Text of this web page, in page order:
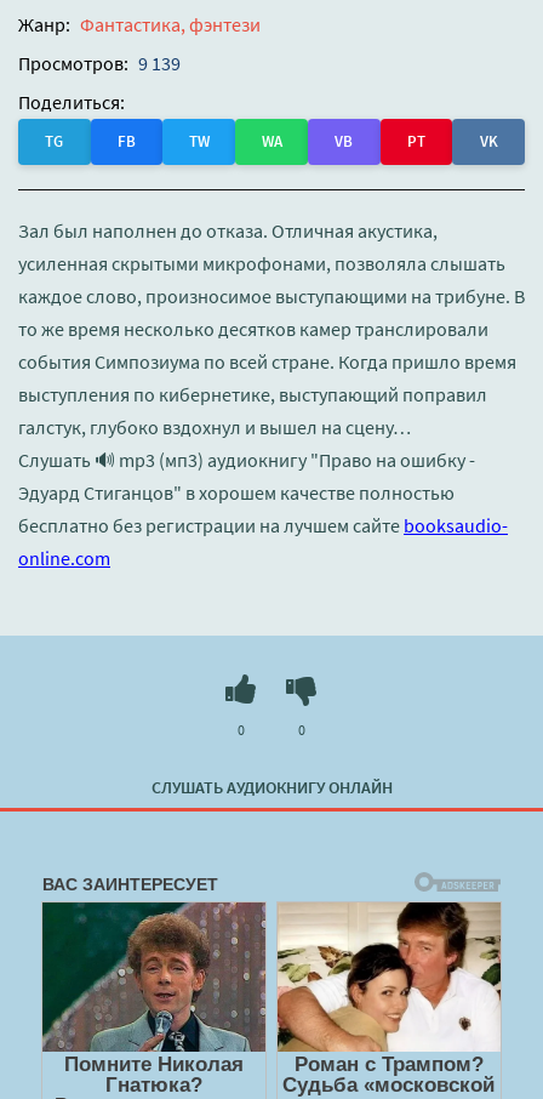
Жанр: Фантастика, фэнтези
Просмотров: 9 139
Поделиться:
TG FB TW WA VB PT VK
Зал был наполнен до отказа. Отличная акустика,
усиленная скрытыми микрофонами, позволяла слышать
каждое слово, произносимое выступающими на трибуне. В
то же время несколько десятков камер транслировали
события Симпозиума по всей стране. Когда пришло время
выступления по кибернетике, выступающий поправил
галстук, глубоко вздохнул и вышел на сцену…
Слушать 🔊 mp3 (мп3) аудиокнигу "Право на ошибку -
Эдуард Стиганцов" в хорошем качестве полностью
бесплатно без регистрации на лучшем сайте booksaudio-
online.com
СЛУШАТЬ АУДИОКНИГУ ОНЛАЙН
0 0